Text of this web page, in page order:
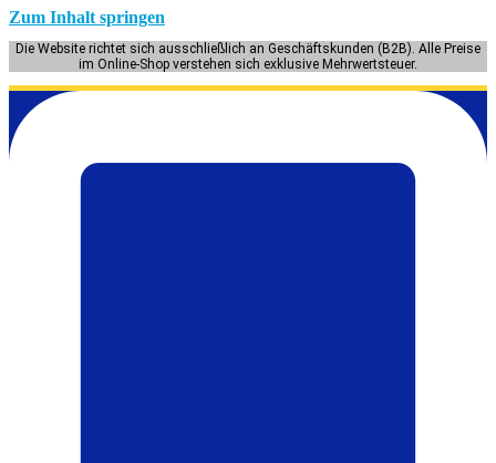
Zum Inhalt springen
Die Website richtet sich ausschließlich an Geschäftskunden (B2B). Alle Preise
im Online-Shop verstehen sich exklusive Mehrwertsteuer.